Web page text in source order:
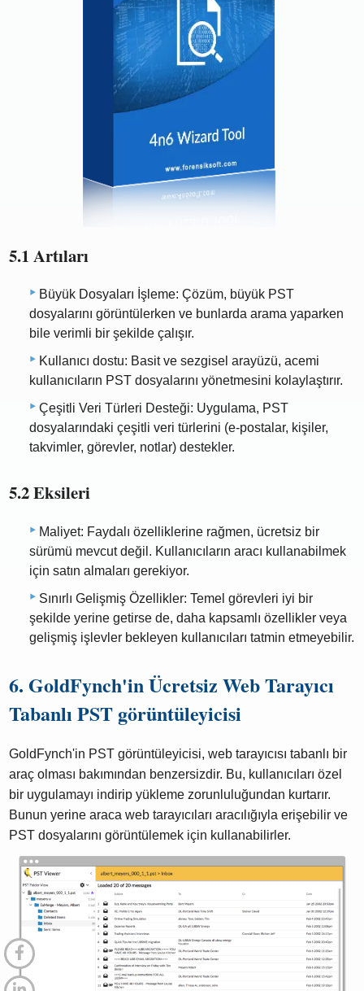
5.1 Artıları
Büyük Dosyaları İşleme: Çözüm, büyük PST
dosyalarını görüntülerken ve bunlarda arama yaparken
bile verimli bir şekilde çalışır.
Kullanıcı dostu: Basit ve sezgisel arayüzü, acemi
kullanıcıların PST dosyalarını yönetmesini kolaylaştırır.
Çeşitli Veri Türleri Desteği: Uygulama, PST
dosyalarındaki çeşitli veri türlerini (e-postalar, kişiler,
takvimler, görevler, notlar) destekler.
5.2 Eksileri
Maliyet: Faydalı özelliklerine rağmen, ücretsiz bir
sürümü mevcut değil. Kullanıcıların aracı kullanabilmek
için satın almaları gerekiyor.
Sınırlı Gelişmiş Özellikler: Temel görevleri iyi bir
şekilde yerine getirse de, daha kapsamlı özellikler veya
gelişmiş işlevler bekleyen kullanıcıları tatmin etmeyebilir.
6. GoldFynch'in Ücretsiz Web Tarayıcı
Tabanlı PST görüntüleyicisi
GoldFynch'in PST görüntüleyicisi, web tarayıcısı tabanlı bir
araç olması bakımından benzersizdir. Bu, kullanıcıları özel
bir uygulamayı indirip yükleme zorunluluğundan kurtarır.
Bunun yerine araca web tarayıcıları aracılığıyla erişebilir ve
PST dosyalarını görüntülemek için kullanabilirler.